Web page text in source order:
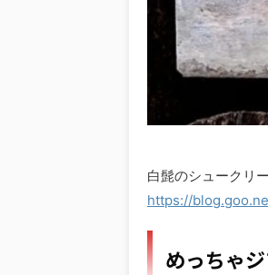
白髭のシュークリ
https://
めっちゃジ